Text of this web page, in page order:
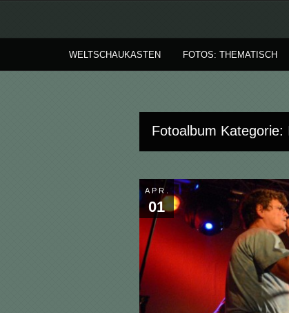
WELTSCHAUKASTEN FOTOS: THEMATISCH
Fotoalbum
APR.
01